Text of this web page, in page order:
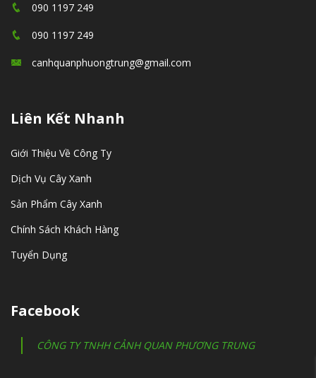
090 1197 249
090 1197 249
canhquanphuongtrung@gmail.com
Liên Kết Nhanh
Giới Thiệu Về Công Ty
Dịch Vụ Cây Xanh
Sản Phẩm Cây Xanh
Chính Sách Khách Hàng
Tuyển Dụng
Facebook
CÔNG TY TNHH CẢNH QUAN PHƯƠNG TRUNG